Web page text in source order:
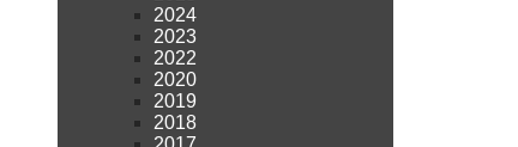
2024
2023
2022
2020
2019
2018